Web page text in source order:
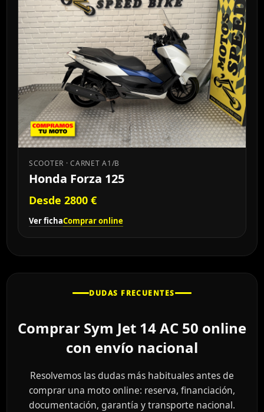
SCOOTER · CARNET A1/B
Honda Forza 125
Desde 2800 €
Ver fichaComprar online
DUDAS FRECUENTES
Comprar Sym Jet 14 AC 50 online
con envío nacional
Resolvemos las dudas más habituales antes de
comprar una moto online: reserva, financiación,
documentación, garantía y transporte nacional.